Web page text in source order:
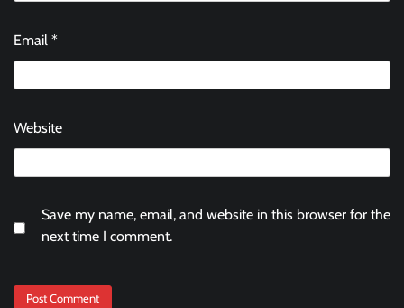
Email *
Website
Save my name, email, and website in this browser for the
next time I comment.